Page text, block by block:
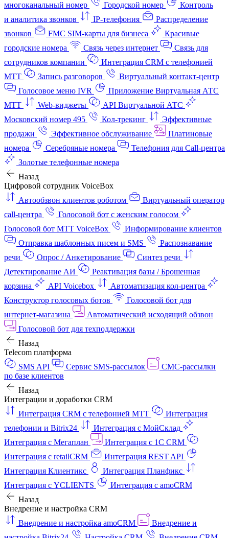
многоканальный номер
Городской номер
Контроль
и аналитика звонков
IP-телефония
Распределение
звонков
FMC SIM-карты для бизнеса
Красивые
городские номера
Связь через интернет
Связь для
сотрудников компании
Интеграция CRM с телефонией
МТТ
Запись разговоров
Виртуальный контакт‑центр
Голосовое меню IVR
Приложение Виртуальная АТС
МТТ
Web-виджеты
API Виртуальной АТС
Московский номер 495
Кол-трекинг
Эффективные
продажи
Эффективное обслуживание
Платиновые
номера
Серебряные номера
Телефония для Call-центра
Золотые телефонные номера
Назад
Цифровой сотрудник VoiceBox
Автообзвон клиентов роботом
Виртуальный оператор
call-центра
Голосовой бот с женским голосом
Голосовой бот МТТ VoiceBox
Информирование клиентов
Отправка шаблонных писем и SMS
Распознавание
речи
Опрос / Анкетирование
Синтез речи
Детектирование АИ
Реактивация базы / Брошенная
корзина
API Voicebox
Автоматизация кол‑центра
Конструктор голосовых ботов
Голосовой бот для
интернет‑магазина
Автоматический исходящий обзвон
Голосовой бот для техподдержки
Назад
Telecom платформа
SMS API
Сервис SMS-рассылок
СМС-рассылки
по базе клиентов
Назад
Интеграции и доработки CRM
Интеграция CRM с телефонией МТТ
Интеграция
телефонии и Bitrix24
Интеграция с МойСклад
Интеграция с Мегаплан
Интеграция с 1C CRM
Интеграция с retailCRM
Интеграция REST API
Интеграция Клиентикс
Интеграция Планфикс
Интеграция с YCLIENTS
Интеграция с amoCRM
Назад
Внедрение и настройка CRM
Внедрение и настройка amoCRM
Внедрение и